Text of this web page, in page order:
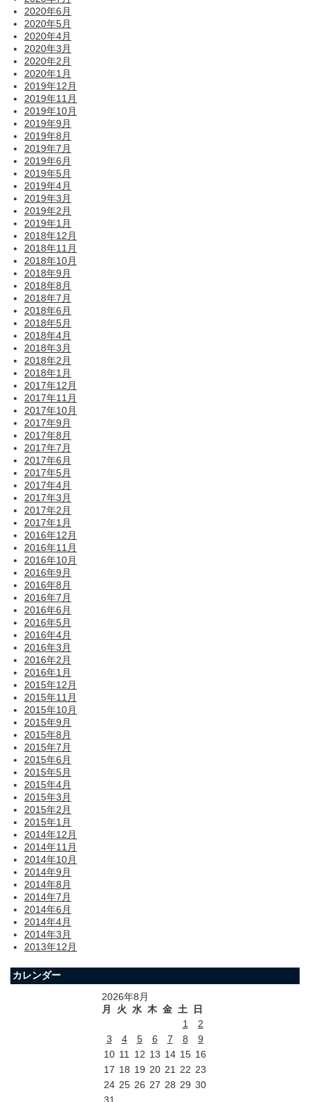
2020年6月
2020年5月
2020年4月
2020年3月
2020年2月
2020年1月
2019年12月
2019年11月
2019年10月
2019年9月
2019年8月
2019年7月
2019年6月
2019年5月
2019年4月
2019年3月
2019年2月
2019年1月
2018年12月
2018年11月
2018年10月
2018年9月
2018年8月
2018年7月
2018年6月
2018年5月
2018年4月
2018年3月
2018年2月
2018年1月
2017年12月
2017年11月
2017年10月
2017年9月
2017年8月
2017年7月
2017年6月
2017年5月
2017年4月
2017年3月
2017年2月
2017年1月
2016年12月
2016年11月
2016年10月
2016年9月
2016年8月
2016年7月
2016年6月
2016年5月
2016年4月
2016年3月
2016年2月
2016年1月
2015年12月
2015年11月
2015年10月
2015年9月
2015年8月
2015年7月
2015年6月
2015年5月
2015年4月
2015年3月
2015年2月
2015年1月
2014年12月
2014年11月
2014年10月
2014年9月
2014年8月
2014年7月
2014年6月
2014年4月
2014年3月
2013年12月
カレンダー
2026年8月
月
火 水 木 金 土
日
1
2
3
4 5 6 7 8
9
10 11 12 13 14 15 16
17 18 19 20 21 22 23
24 25 26 27 28 29 30